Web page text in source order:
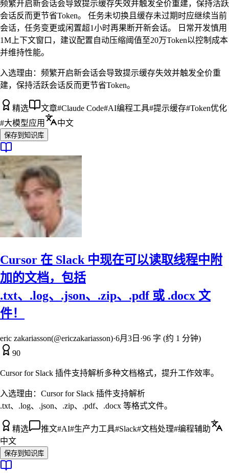
频繁开启新会话会导致提示缓存失效并触发全价重建，保持活跃
会话反而更节省Token。 任务未切换且缓存未过期时应继续当前
会话，任务变更或闲置超1小时再果断开新会话。 日常开发慎用
1M上下文窗口，建议配置自动压缩阈值至20万Token以控制成本
并维持性能。
入选理由： 频繁开启新会话会导致提示缓存失效并触发全价重
建，保持活跃会话反而更节省Token。
精选 文章#Claude Code#AI编程工具#提示缓存#Token优化
#大模型应用 中文
保存到知识库
Cursor 在 Slack 中现在可以读取线程中附
加的文档，包括
.txt、.log、.json、.zip、.pdf 或 .docx 文
件！
eric zakariasson(@ericzakariasson)·6月3日 ·96 字 (约 1 分钟)
90
Cursor for Slack 插件支持解析多种文档格式，提升工作效率。
入选理由： Cursor for Slack 插件支持解析
.txt、.log、.json、.zip、.pdf、.docx 等格式文件。
精选 推文#AI#生产力工具#Slack#文档处理#编程辅助
中文
保存到知识库